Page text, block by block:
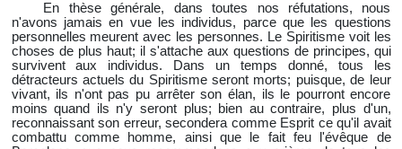
En thèse générale, dans toutes nos réfutations, nous
n'avons jamais en vue les individus, parce que les questions
personnelles meurent avec les personnes. Le Spiritisme voit les
choses de plus haut; il s'attache aux questions de principes, qui
survivent aux individus. Dans un temps donné, tous les
détracteurs actuels du Spiritisme seront morts; puisque, de leur
vivant, ils n'ont pas pu arrêter son élan, ils le pourront encore
moins quand ils n'y seront plus; bien au contraire, plus d'un,
reconnaissant son erreur, secondera comme Esprit ce qu'il avait
combattu comme homme, ainsi que le fait feu l'évêque de